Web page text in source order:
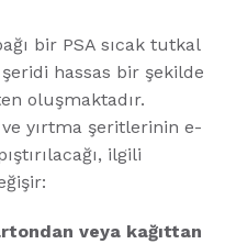
bir PSA sıcak tutkal
hassas bir şekilde
oluşmaktadır.
ve yırtma şeritlerinin e-
ilgili
veya kağıttan